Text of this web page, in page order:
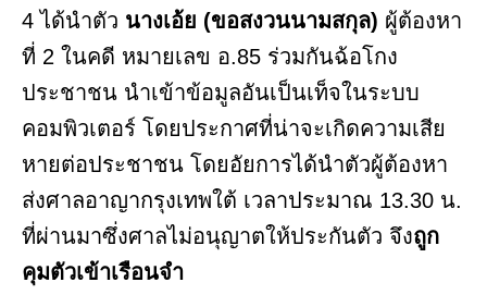
4 ได้นำตัว นางเอ้ย (ขอสงวนนามสกุล) ผู้ต้องหา
ที่ 2 ในคดี หมายเลข อ.85 ร่วมกันฉ้อโกง
ประชาชน นำเข้าข้อมูลอันเป็นเท็จในระบบ
คอมพิวเตอร์ โดยประกาศที่น่าจะเกิดความเสีย
หายต่อประชาชน โดยอัยการได้นำตัวผู้ต้องหา
ส่งศาลอาญากรุงเทพใต้ เวลาประมาณ 13.30 น.
ที่ผ่านมาซึ่งศาลไม่อนุญาตให้ประกันตัว จึงถูก
คุมตัวเข้าเรือนจำ